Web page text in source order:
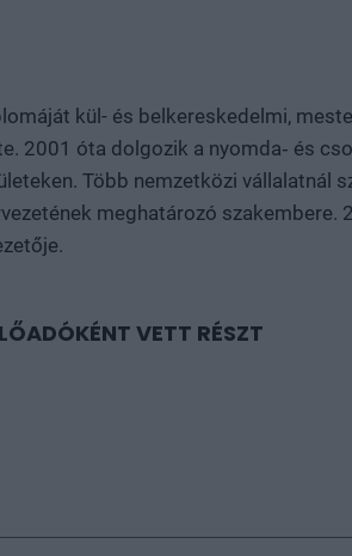
kül- és belkereskedelmi,
2001 óta dolgozik a nyomda‑ és
Több nemzetközi vállalatnál
meghatározó szakembere.
VETT RÉSZT